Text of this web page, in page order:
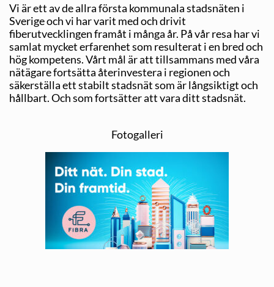
Vi är ett av de allra första kommunala stadsnäten i
Sverige och vi har varit med och drivit
fiberutvecklingen framåt i många år. På vår resa har vi
samlat mycket erfarenhet som resulterat i en bred och
hög kompetens. Vårt mål är att tillsammans med våra
nätägare fortsätta återinvestera i regionen och
säkerställa ett stabilt stadsnät som är långsiktigt och
hållbart. Och som fortsätter att vara ditt stadsnät.
Fotogalleri